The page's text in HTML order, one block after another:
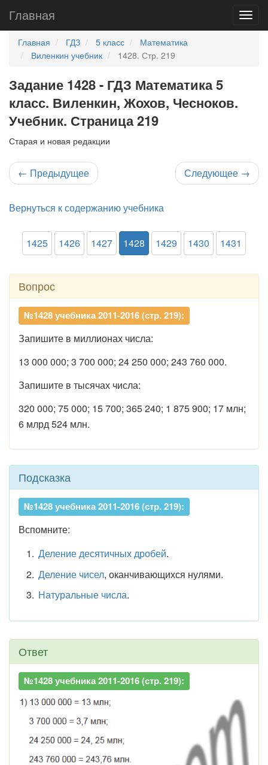
Главная
Главная ГДЗ 5 класс
Математика
Виленкин учебник
1428. Стр. 219
Задание 1428 - ГДЗ Математика 5
класс. Виленкин, Жохов, Чесноков.
Учебник. Страница 219
Старая и новая редакции
← Предыдущее Следующее →
Вернуться к содержанию учебника
1425 1426 1427 1428 1429 1430 1431
Вопрос
№1428 учебника 2011-2016 (стр. 219):
Запишите в миллионах числа:
13 000 000; 3 700 000; 24 250 000; 243 760 000.
Запишите в тысячах числа:
320 000; 75 000; 15 700; 365 240; 1 875 900; 17 млн;
6 млрд 524 млн.
Подсказка
№1428 учебника 2011-2016 (стр. 219):
Вспомните:
Деление десятичных дробей.
Деление чисел, оканчивающихся нулями.
Натуральные числа.
Ответ
№1428 учебника 2011-2016 (стр. 219):